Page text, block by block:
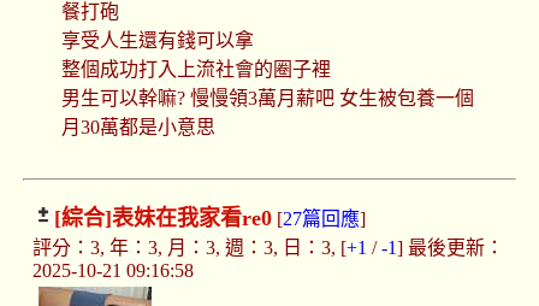
餐打砲
享受人生還有錢可以拿
整個成功打入上流社會的圈子裡
男生可以幹嘛? 慢慢領3萬月薪吧 女生被包養一個
月30萬都是小意思
[綜合]表妹在我家看re0[27篇回應]
評分：3, 年：3, 月：3, 週：3, 日：3, [+1 /-1] 最後更新：
2025-10-21 09:16:58